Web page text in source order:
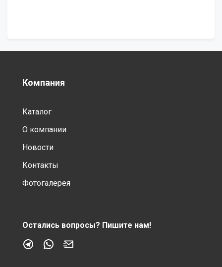
Компания
Каталог
О компании
Новости
Контакты
Фотогалерея
Остались вопросы? Пишите нам!